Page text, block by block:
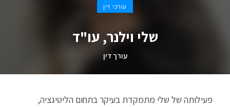
עורכי דין
שלי וילנר, עו"ד
עורך דין
פעילותה של שלי מתמקדת בעיקר בתחום הליטיגציה,